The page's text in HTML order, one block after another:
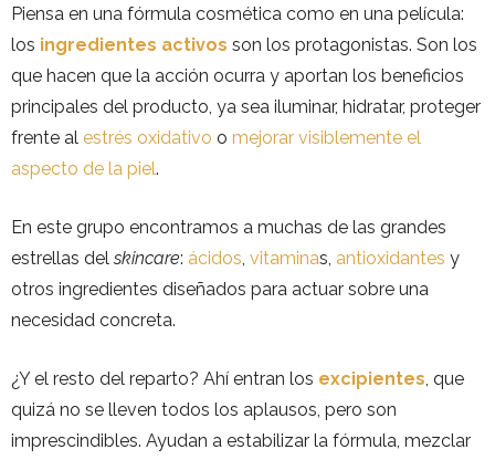
Piensa en una fórmula cosmética como en una película:
los ingredientes activos son los protagonistas. Son los
que hacen que la acción ocurra y aportan los beneficios
principales del producto, ya sea iluminar, hidratar, proteger
frente al estrés oxidativo o mejorar visiblemente el
aspecto de la piel.
En este grupo encontramos a muchas de las grandes
estrellas delskincare: ácidos, vitaminas, antioxidantes y
otros ingredientes diseñados para actuar sobre una
necesidad concreta.
¿Y el resto del reparto? Ahí entran los excipientes, que
quizá no se lleven todos los aplausos, pero son
imprescindibles. Ayudan a estabilizar la fórmula, mezclar